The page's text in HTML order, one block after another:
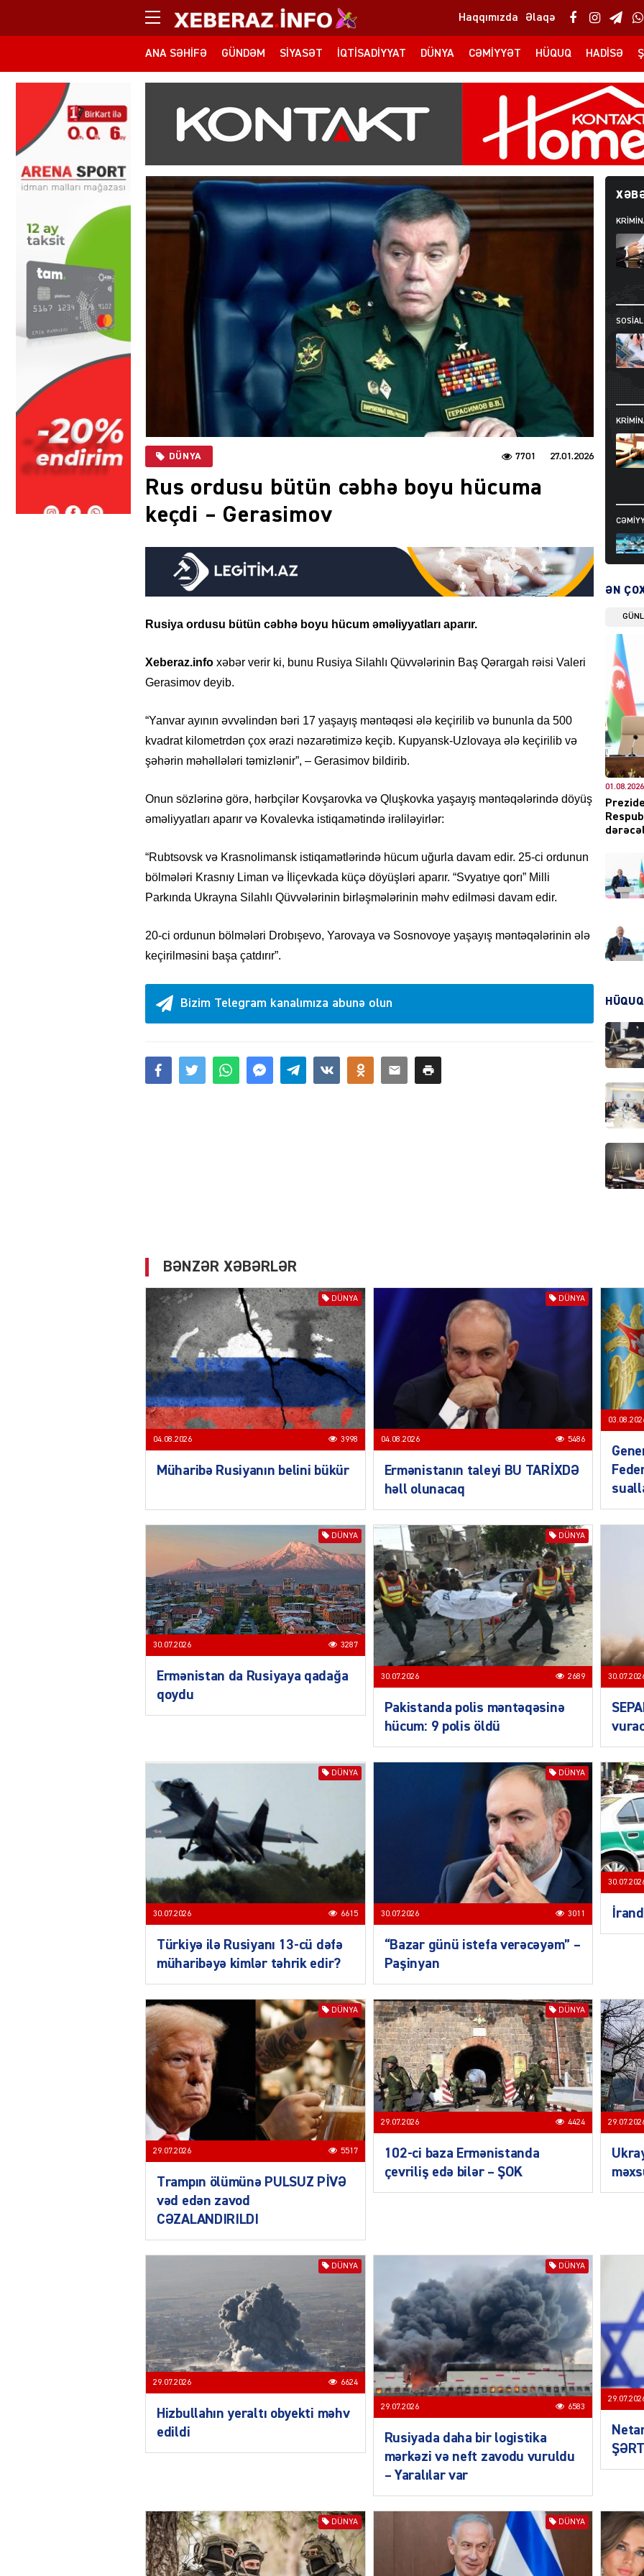
Haqqımızda Əlaqə
ANA SƏHIFƏ GÜNDƏM SIYASƏT İQTISADIYYAT DÜNYA CƏMIYYƏT HÜQUQ HADISƏ
DÜNYA 27.01.2026
7701
Rus ordusu bütün cəbhə boyu hücuma
keçdi – Gerasimov
Rusiya ordusu bütün cəbhə boyu hücum əməliyyatları aparır.
Xeberaz.info xəbər verir ki, bunu Rusiya Silahlı Qüvvələrinin Baş Qərargah rəisi Valeri
Gerasimov deyib.
“Yanvar ayının əvvəlindən bəri 17 yaşayış məntəqəsi ələ keçirilib və bununla da 500
kvadrat kilometrdən çox ərazi nəzarətimizə keçib. Kupyansk-Uzlovaya ələ keçirilib və
şəhərin məhəllələri təmizlənir”, – Gerasimov bildirib.
Onun sözlərinə görə, hərbçilər Kovşarovka və Qluşkovka yaşayış məntəqələrində döyüş
əməliyyatları aparır və Kovalevka istiqamətində irəliləyirlər:
“Rubtsovsk və Krasnolimansk istiqamətlərində hücum uğurla davam edir. 25-ci ordunun
bölmələri Krasnıy Liman və İliçevkada küçə döyüşləri aparır. “Svyatıye qorı” Milli
Parkında Ukrayna Silahlı Qüvvələrinin birləşmələrinin məhv edilməsi davam edir.
20-ci ordunun bölmələri Drobışevo, Yarovaya və Sosnovoye yaşayış məntəqələrinin ələ
keçirilməsini başa çatdırır”.
Bizim Telegram kanalımıza abunə olun
SOSIAL
DÜNYA
ŞOU-
SIYASƏT
DÜNYA
SIYASƏT
ƏN
01.08.2026
HÜQUQ
BƏNZƏR XƏBƏRLƏR
DÜNYA
04.08.2026 3998
Müharibə Rusiyanın belini bükür
DÜNYA
04.08.2026 5486
Ermənistanın taleyi BU TARİXDƏ
həll olunacaq
DÜNYA
30.07.2026 3287
Ermənistan da Rusiyaya qadağa
qoydu
DÜNYA
30.07.2026 2689
Pakistanda polis məntəqəsinə
hücum: 9 polis öldü
DÜNYA
30.07.2026 6615
Türkiyə ilə Rusiyanı 13-cü dəfə
müharibəyə kimlər təhrik edir?
DÜNYA
30.07.2026 3011
“Bazar günü istefa verəcəyəm” –
Paşinyan
DÜNYA
29.07.2026 5517
Trampın ölümünə PULSUZ PİVƏ
vəd edən zavod
CƏZALANDIRILDI
DÜNYA
29.07.2026 4424
102-ci baza Ermənistanda
çevriliş edə bilər – ŞOK
DÜNYA
29.07.2026 6624
Hizbullahın yeraltı obyekti məhv
edildi
DÜNYA
29.07.2026 6583
Rusiyada daha bir logistika
mərkəzi və neft zavodu vuruldu
– Yaralılar var
DÜNYA DÜNYA